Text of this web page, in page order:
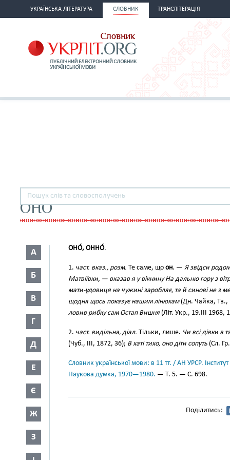
УКРАЇНСЬКА ЛІТЕРАТУРА СЛОВНИК ТРАНСЛІТЕРАЦІЯ
ОНО
А
Б
В
Г
Д
Е
Є
Ж
З
ОНО́, ОННО́.
1. част. вказ., розм. Те саме, що он. — Я звідси
Матвіївки, — вказав я у вікнину На дальню гору з
мати-удовиця на чужині заробляє, та й синові не з
щодня щось показує нашим лінюхам(Дн. Чайка,
ловив рибку сам Остап Вишня (Літ. Укр., 19.III 1968,
2. част. видільна, діал. Тільки, лише. Чи всі дівки в
(Чуб., III, 1872, 36); В хаті тихо, оно діти сопуть (Сл.
Словник української мови: в 11 тт. / АН УРСР.
Наукова думка, 1970—1980. — Т. 5. — С. 698.
Поділитись: